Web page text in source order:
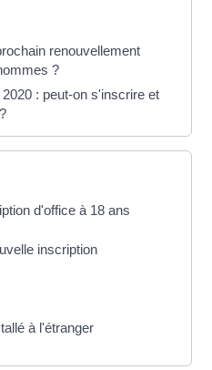
renouvellement
?
: peut-on s'inscrire et
d'office à 18 ans
inscription
à l'étranger